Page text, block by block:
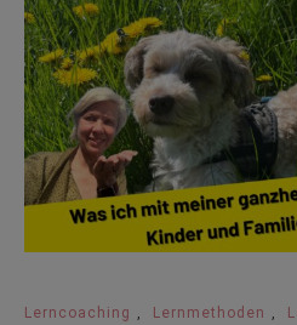
Lerncoaching Lernmethoden